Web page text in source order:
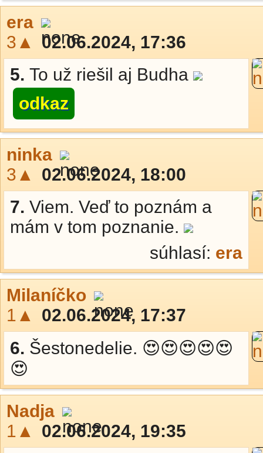
era
3▲
02.06.2024, 17:36
5. To už riešil aj Budha
odkaz
ninka
3▲
02.06.2024, 18:00
7. Viem. Veď to poznám a
mám v tom poznanie.
súhlasí: era
Milaníčko
1▲
02.06.2024, 17:37
6. Šestonedelie. 😍😍😍😍😍
😍
Nadja
1▲
02.06.2024, 19:35